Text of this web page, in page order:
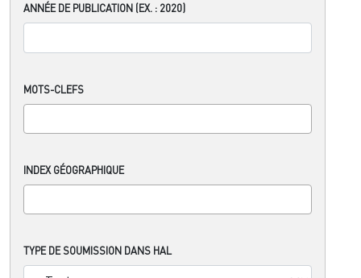
ANNÉE DE PUBLICATION (EX. : 2020)
MOTS-CLEFS
INDEX GÉOGRAPHIQUE
TYPE DE SOUMISSION DANS HAL